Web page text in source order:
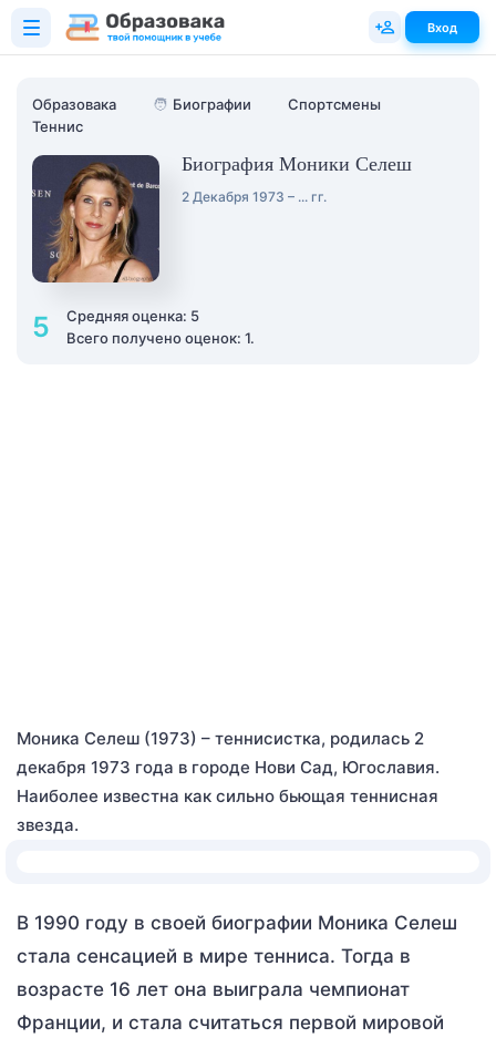
Образовака 🧑 Биографии
Спортсмены
Теннис
Биография Моники Селеш
2 Декабря 1973 – ... гг.
5
Средняя оценка: 5
Всего получено оценок: 1.
Моника Селеш (1973) – теннисистка, родилась 2
декабря 1973 года в городе Нови Сад, Югославия.
Наиболее известна как сильно бьющая теннисная
звезда.
В 1990 году в своей биографии Моника Селеш
стала сенсацией в мире тенниса. Тогда в
возрасте 16 лет она выиграла чемпионат
Франции, и стала считаться первой мировой
Вход